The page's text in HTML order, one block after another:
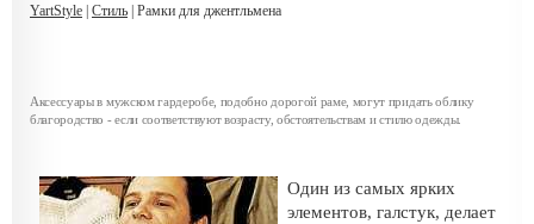
YartStyle Стиль | Рамки для джентльмена
Аксессуары в мужском гардеробе, подобно дорогой раме, могут придать облику
благородство - если соответствуют возрасту, обстоятельствам и стилю одежды.
Один из самых ярких
элементов, галстук, делает